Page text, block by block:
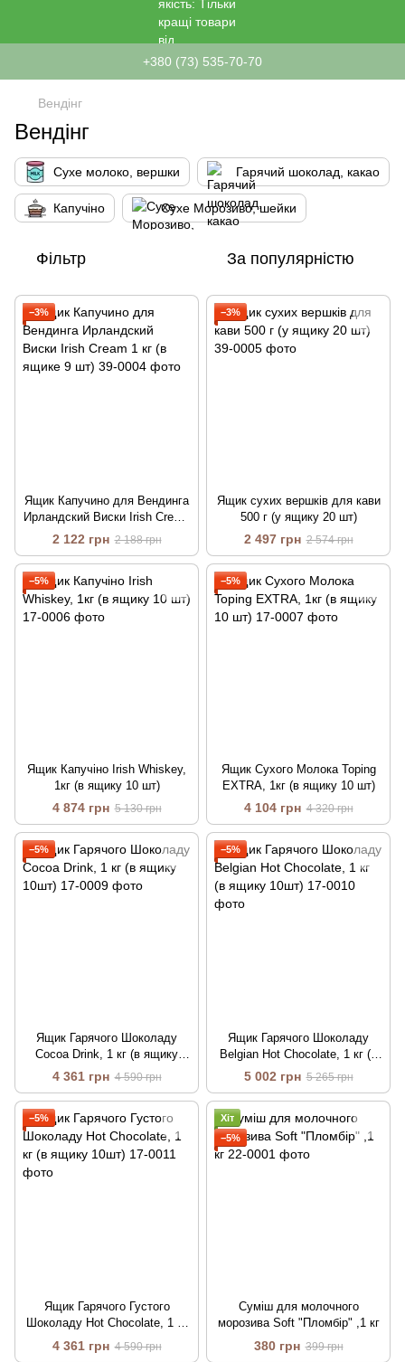
+380 (73) 535-70-70
Вендінг
Вендінг
Сухе молоко, вершки Гарячий шоколад, какао
Капучіно Сухе Морозиво, шейки
Фільтр За популярністю
−3%
Ящик Капучино для Вендинга
Ирландский Виски Irish Cream
1 кг (в ящике 9 шт)
2 122 грн 2 188 грн
−3%
Ящик сухих вершків для кави
500 г (у ящику 20 шт)
2 497 грн 2 574 грн
−5%
Ящик Капучіно Irish Whiskey,
1кг (в ящику 10 шт)
4 874 грн 5 130 грн
−5%
Ящик Сухого Молока Toping
EXTRA, 1кг (в ящику 10 шт)
4 104 грн 4 320 грн
−5%
Ящик Гарячого Шоколаду
Cocoa Drink, 1 кг (в ящику
10шт)
4 361 грн 4 590 грн
−5%
Ящик Гарячого Шоколаду
Belgian Hot Chocolate, 1 кг (в
ящику 10шт)
5 002 грн 5 265 грн
−5%
Ящик Гарячого Густого
Шоколаду Hot Chocolate, 1 кг
(в ящику 10шт)
4 361 грн 4 590 грн
Хіт
−5%
Суміш для молочного
морозива Soft "Пломбір" ,1 кг
380 грн 399 грн